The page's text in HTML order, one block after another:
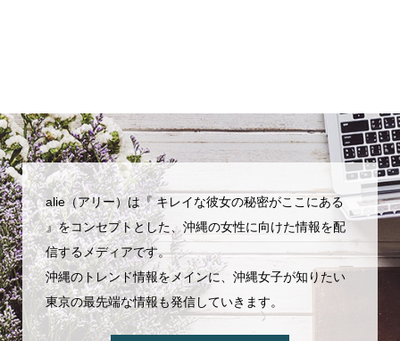
alie（アリー）は『 キレイな彼女の秘密がここにある
』をコンセプトとした、沖縄の女性に向けた情報を配
信するメディアです。
沖縄のトレンド情報をメインに、沖縄女子が知りたい
東京の最先端な情報も発信していきます。